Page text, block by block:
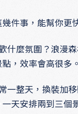
件事，能幫你更
什麼氛圍？浪漫
，效率會高很多。
一整天，換裝加
天安排兩到三個